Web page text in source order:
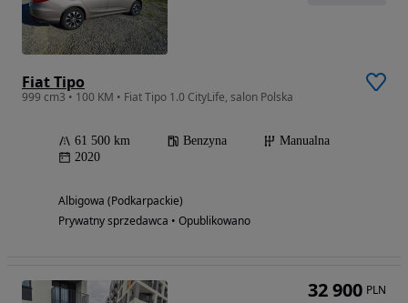
Fiat Tipo
999 cm3 • 100 KM • Fiat Tipo 1.0 CityLife, salon Polska
61 500 km Benzyna
Manualna
2020
Albigowa (Podkarpackie)
Prywatny sprzedawca • Opublikowano
32 900 PLN